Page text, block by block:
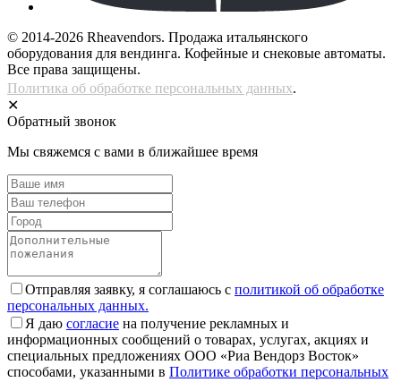
© 2014-2026 Rheavendors. Продажа итальянского
оборудования для вендинга. Кофейные и снековые автоматы.
Все права защищены.
Политика об обработке персональных данных.
✕
Обратный звонок
Мы свяжемся с вами в ближайшее время
Отправляя заявку, я соглашаюсь с политикой об обработке
персональных данных.
Я даю согласие на получение рекламных и
информационных сообщений о товарах, услугах, акциях и
специальных предложениях ООО «Риа Вендорз Восток»
способами, указанными в Политике обработки персональных